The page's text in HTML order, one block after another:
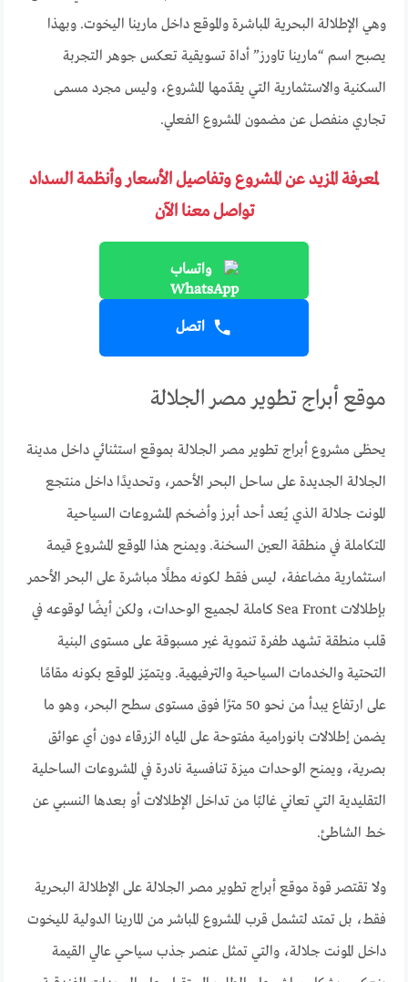
وهي الإطلالة البحرية المباشرة والموقع داخل مارينا اليخوت. وبهذا
يصبح اسم “مارينا تاورز” أداة تسويقية تعكس جوهر التجربة
السكنية والاستثمارية التي يقدّمها المشروع، وليس مجرد مسمى
تجاري منفصل عن مضمون المشروع الفعلي.
لمعرفة المزيد عن المشروع وتفاصيل الأسعار وأنظمة السداد
تواصل معنا الآن
واتساب
اتصل
موقع أبراج تطوير مصر الجلالة
يحظى مشروع أبراج تطوير مصر الجلالة بموقع استثنائي داخل مدينة
الجلالة الجديدة على ساحل البحر الأحمر، وتحديدًا داخل منتجع
المونت جلالة الذي يُعد أحد أبرز وأضخم المشروعات السياحية
المتكاملة في منطقة العين السخنة. ويمنح هذا الموقع المشروع قيمة
استثمارية مضاعفة، ليس فقط لكونه مطلًا مباشرة على البحر الأحمر
بإطلالات Sea Front كاملة لجميع الوحدات، ولكن أيضًا لوقوعه في
قلب منطقة تشهد طفرة تنموية غير مسبوقة على مستوى البنية
التحتية والخدمات السياحية والترفيهية. ويتميّز الموقع بكونه مقامًا
على ارتفاع يبدأ من نحو 50 مترًا فوق مستوى سطح البحر، وهو ما
يضمن إطلالات بانورامية مفتوحة على المياه الزرقاء دون أي عوائق
بصرية، ويمنح الوحدات ميزة تنافسية نادرة في المشروعات الساحلية
التقليدية التي تعاني غالبًا من تداخل الإطلالات أو بعدها النسبي عن
خط الشاطئ.
ولا تقتصر قوة موقع أبراج تطوير مصر الجلالة على الإطلالة البحرية
فقط، بل تمتد لتشمل قرب المشروع المباشر من المارينا الدولية لليخوت
داخل المونت جلالة، والتي تمثل عنصر جذب سياحي عالي القيمة